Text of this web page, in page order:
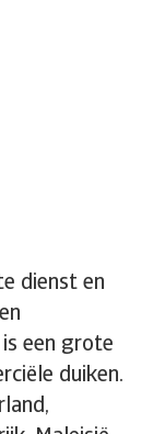
dienst en
een grote
duiken.